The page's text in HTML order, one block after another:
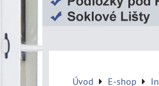
Úvod E-shop